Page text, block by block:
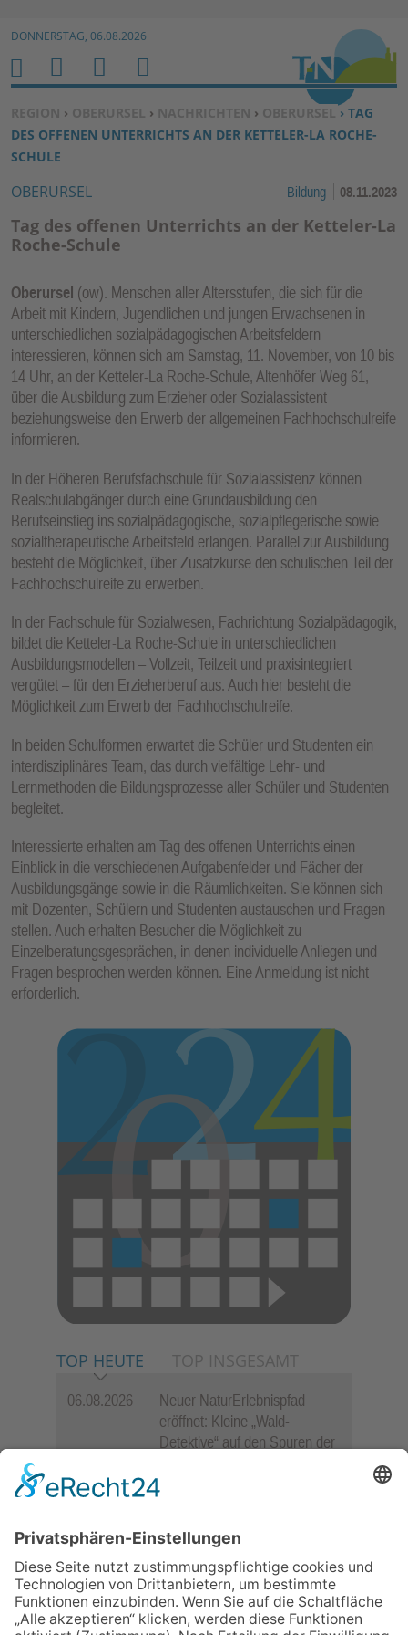
Zum Inhalt springen ↓
DONNERSTAG, 06.08.2026
SIE BEFINDEN SICH HIER:
REGION › OBERURSEL › NACHRICHTEN › OBERURSEL › TAG
DES OFFENEN UNTERRICHTS AN DER KETTELER-LA ROCHE-
SCHULE
OBERURSEL Bildung 08.11.2023
Tag des offenen Unterrichts an der Ketteler-La
Roche-Schule
Oberursel (ow). Menschen aller Altersstufen, die sich für die
Arbeit mit Kindern, Jugendlichen und jungen Erwachsenen in
unterschiedlichen sozialpädagogischen Arbeitsfeldern
interessieren, können sich am Samstag, 11. November, von 10 bis
14 Uhr, an der Ketteler-La Roche-Schule, Altenhöfer Weg 61,
über die Ausbildung zum Erzieher oder Sozialassistent
beziehungsweise den Erwerb der allgemeinen Fachhochschulreife
informieren.
In der Höheren Berufsfachschule für Sozialassistenz können
Realschulabgänger durch eine Grundausbildung den
Berufseinstieg ins sozialpädagogische, sozialpflegerische sowie
sozialtherapeutische Arbeitsfeld erlangen. Parallel zur Ausbildung
besteht die Möglichkeit, über Zusatzkurse den schulischen Teil der
Fachhochschulreife zu erwerben.
In der Fachschule für Sozialwesen, Fachrichtung Sozialpädagogik,
bildet die Ketteler-La Roche-Schule in unterschiedlichen
Ausbildungsmodellen – Vollzeit, Teilzeit und praxisintegriert
vergütet – für den Erzieherberuf aus. Auch hier besteht die
Möglichkeit zum Erwerb der Fachhochschulreife.
In beiden Schulformen erwartet die Schüler und Studenten ein
interdisziplinäres Team, das durch vielfältige Lehr- und
Lernmethoden die Bildungsprozesse aller Schüler und Studenten
begleitet.
Interessierte erhalten am Tag des offenen Unterrichts einen
Einblick in die verschiedenen Aufgabenfelder und Fächer der
Ausbildungsgänge sowie in die Räumlichkeiten. Sie können sich
mit Dozenten, Schülern und Studenten austauschen und Fragen
stellen. Auch erhalten Besucher die Möglichkeit zu
Einzelberatungsgesprächen, in denen individuelle Anliegen und
Fragen besprochen werden können. Eine Anmeldung ist nicht
erforderlich.
TOP HEUTE TOP INSGESAMT
06.08.2026
Neuer NaturErlebnispfad
eröffnet: Kleine „Wald-
Detektive“ auf den Spuren der
06.08.2026
„Rock auf der Burg“ lässt
06.08.2026
„Freundschaft, das ist wie
Jürgen Rohrmann setzt auf
Gemeinschaft und Bewährtes
06.08.2026
Schulranzen schenken Kindern
H
O
M
E
M
E
N
U
S
U
C
B
E
N
E
U
N
K
TI
O
N
E